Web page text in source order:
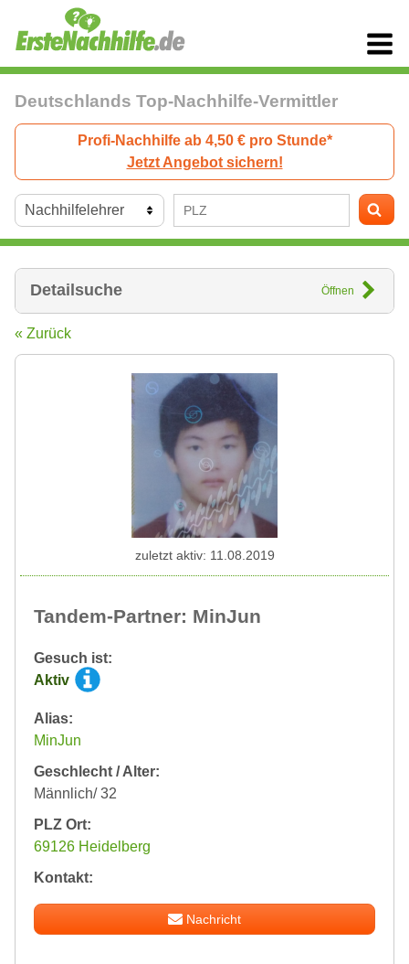
Deutschlands Top-Nachhilfe-Vermittler
Profi-Nachhilfe ab 4,50 € pro Stunde*
Jetzt Angebot sichern!
Detailsuche Öffnen
« Zurück
Tandem-Partner: MinJun
Gesuch ist:
Aktiv
Alias:
MinJun
Geschlecht / Alter:
Männlich/ 32
PLZ Ort:
69126 Heidelberg
Kontakt:
Nachricht
zuletzt aktiv: 11.08.2019